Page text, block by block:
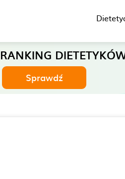
RANKING
Sprawdź